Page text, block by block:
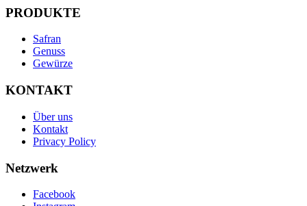
PRODUKTE
Safran
Genuss
Gewürze
KONTAKT
Über uns
Kontakt
Privacy Policy
Netzwerk
Facebook